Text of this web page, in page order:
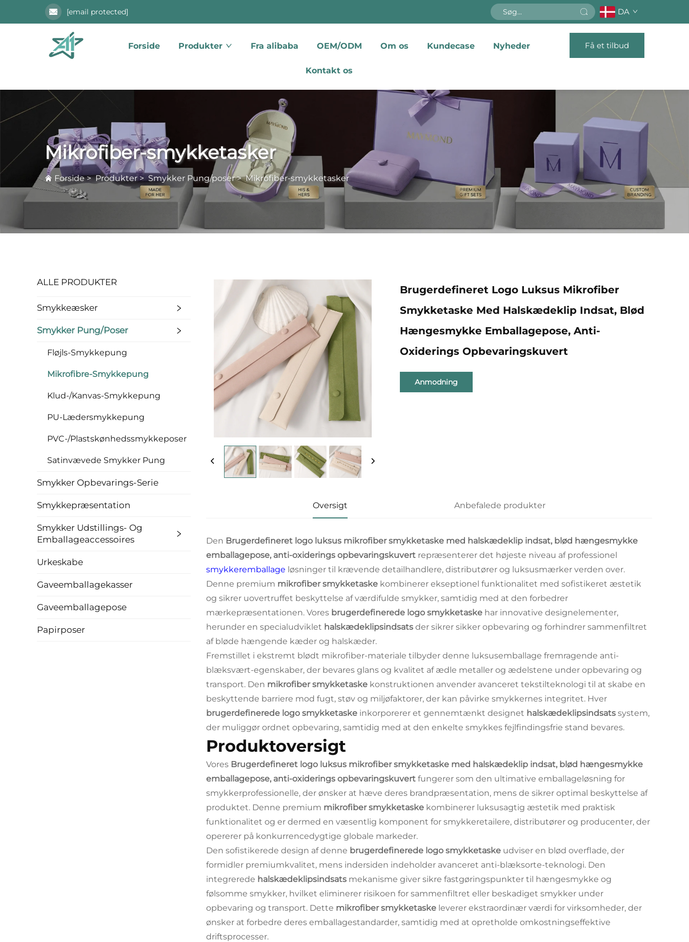
[email protected] DA
Forside Produkter Fra alibaba OEM/ODM Om os Kundecase Nyheder
Kontakt os
Få et tilbud
Mikrofiber-smykketasker
Forside>Produkter>Smykker Pung/poser>Mikrofiber-smykketasker
ALLE PRODUKTER
Smykkeæsker
Smykker Pung/poser
Fløjls-Smykkepung
Mikrofibre-Smykkepung
Klud-/Kanvas-Smykkepung
PU-Lædersmykkepung
PVC-/Plastskønhedssmykkeposer
Satinvævede Smykker Pung
Smykker Opbevarings-Serie
Smykkepræsentation
Smykker Udstillings- Og
Emballageaccessoires
Urkeskabe
Gaveemballagekasser
Gaveemballagepose
Papirposer
Brugerdefineret Logo Luksus Mikrofiber
Smykketaske Med Halskædeklip Indsat, Blød
Hængesmykke Emballagepose, Anti-
Oxiderings Opbevaringskuvert
Anmodning
Oversigt Anbefalede produkter
Den Brugerdefineret logo luksus mikrofiber smykketaske med halskædeklip indsat, blød hængesmykke
emballagepose, anti-oxiderings opbevaringskuvert repræsenterer det højeste niveau af professionel
smykkeremballage løsninger til krævende detailhandlere, distributører og luksusmærker verden over.
Denne premium mikrofiber smykketaske kombinerer ekseptionel funktionalitet med sofistikeret æstetik
og sikrer uovertruffet beskyttelse af værdifulde smykker, samtidig med at den forbedrer
mærkepræsentationen. Vores brugerdefinerede logo smykketaske har innovative designelementer,
herunder en specialudviklet halskædeklipsindsats der sikrer sikker opbevaring og forhindrer sammenfiltret
af bløde hængende kæder og halskæder.
Fremstillet i ekstremt blødt mikrofiber-materiale tilbyder denne luksusemballage fremragende anti-
blæksvært-egenskaber, der bevares glans og kvalitet af ædle metaller og ædelstene under opbevaring og
transport. Den mikrofiber smykketaske konstruktionen anvender avanceret tekstilteknologi til at skabe en
beskyttende barriere mod fugt, støv og miljøfaktorer, der kan påvirke smykkernes integritet. Hver
brugerdefinerede logo smykketaske inkorporerer et gennemtænkt designet halskædeklipsindsats system,
der muliggør ordnet opbevaring, samtidig med at den enkelte smykkes fejlfindingsfrie stand bevares.
Produktoversigt
Vores Brugerdefineret logo luksus mikrofiber smykketaske med halskædeklip indsat, blød hængesmykke
emballagepose, anti-oxiderings opbevaringskuvert fungerer som den ultimative emballageløsning for
smykkerprofessionelle, der ønsker at hæve deres brandpræsentation, mens de sikrer optimal beskyttelse af
produktet. Denne premium mikrofiber smykketaske kombinerer luksusagtig æstetik med praktisk
funktionalitet og er dermed en væsentlig komponent for smykkeretailere, distributører og producenter, der
opererer på konkurrencedygtige globale markeder.
Den sofistikerede design af denne brugerdefinerede logo smykketaske udviser en blød overflade, der
formidler premiumkvalitet, mens indersiden indeholder avanceret anti-blæksorte-teknologi. Den
integrerede halskædeklipsindsats mekanisme giver sikre fastgøringspunkter til hængesmykke og
følsomme smykker, hvilket eliminerer risikoen for sammenfiltret eller beskadiget smykker under
opbevaring og transport. Dette mikrofiber smykketaske leverer ekstraordinær værdi for virksomheder, der
ønsker at forbedre deres emballagestandarder, samtidig med at opretholde omkostningseffektive
driftsprocesser.